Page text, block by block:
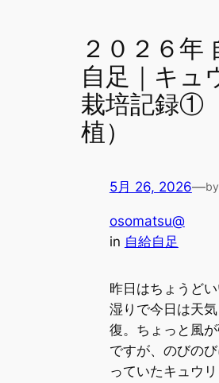
２０２６年
自足｜キュ
栽培記録①
植）
5月 26, 2026—by
osomatsu@
in 自給自足
昨日はちょうど
湿りで今日は天気
復。ちょっと風
ですが、のびの
っていたキュウ